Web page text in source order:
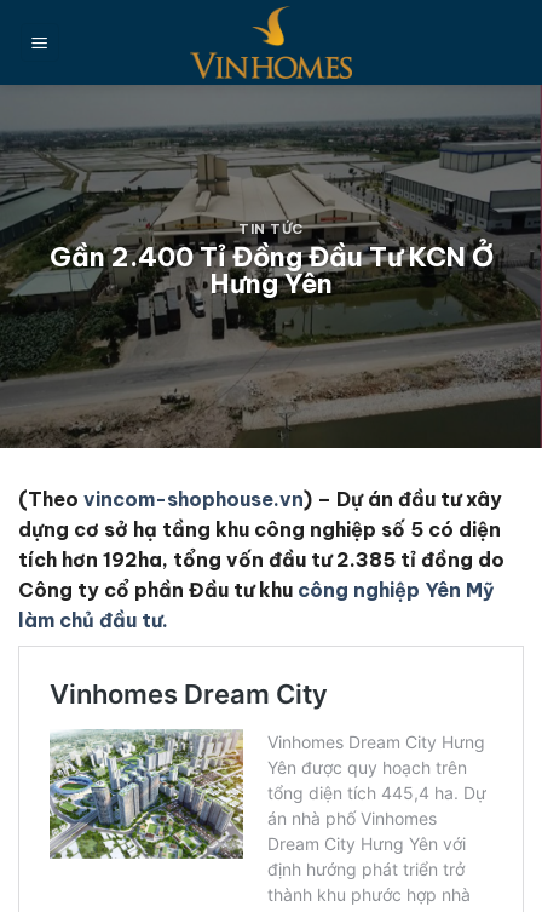
đến
TIN TỨC
Gần 2.400 Tỉ Đồng Đầu Tư KCN Ở
Hưng Yên
(Theo vincom-shophouse.vn) – Dự án đầu tư xây
dựng cơ sở hạ tầng khu công nghiệp số 5 có diện
tích hơn 192ha, tổng vốn đầu tư 2.385 tỉ đồng do
Công ty cổ phần Đầu tư khu công nghiệp Yên Mỹ
làm chủ đầu tư.